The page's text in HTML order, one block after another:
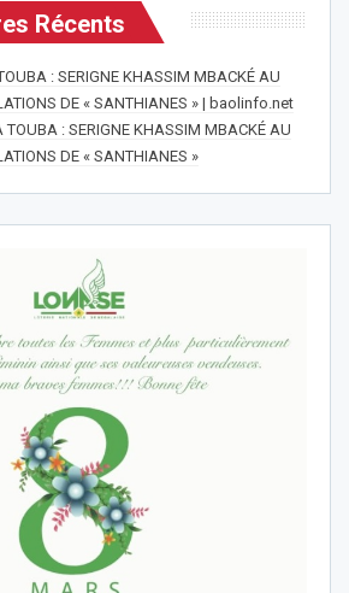
Récents
: SERIGNE KHASSIM MBACKÉ AU
DE « SANTHIANES » | baolinfo.net
: SERIGNE KHASSIM MBACKÉ AU
DE « SANTHIANES »